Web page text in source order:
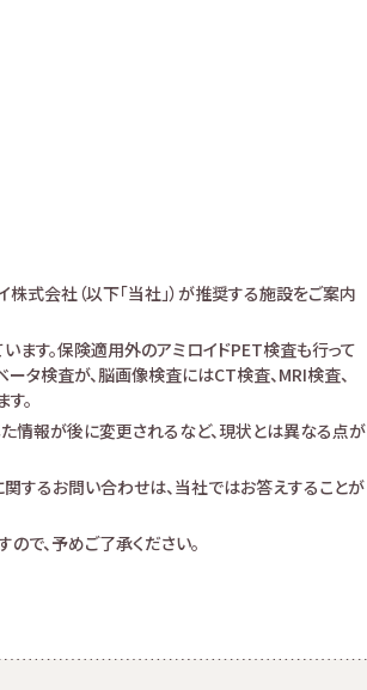
式会社（以下「当社」）が推奨する施設をご案内
す。保険適用外のアミロイドPET検査も行って
タ検査が、脳画像検査にはCT検査、MRI検査、
。
情報が後に変更されるなど、現状とは異なる点が
するお問い合わせは、当社ではお答えすることが
で、予めご了承ください。